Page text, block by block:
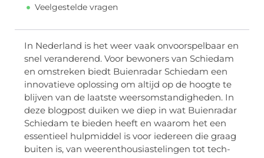
Veelgestelde vragen
In Nederland is het weer vaak onvoorspelbaar en
snel veranderend. Voor bewoners van Schiedam
en omstreken biedt Buienradar Schiedam een
innovatieve oplossing om altijd op de hoogte te
blijven van de laatste weersomstandigheden. In
deze blogpost duiken we diep in wat Buienradar
Schiedam te bieden heeft en waarom het een
essentieel hulpmiddel is voor iedereen die graag
buiten is, van weerenthousiastelingen tot tech-